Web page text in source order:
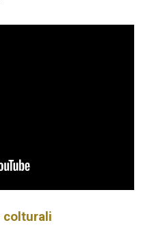
colturali